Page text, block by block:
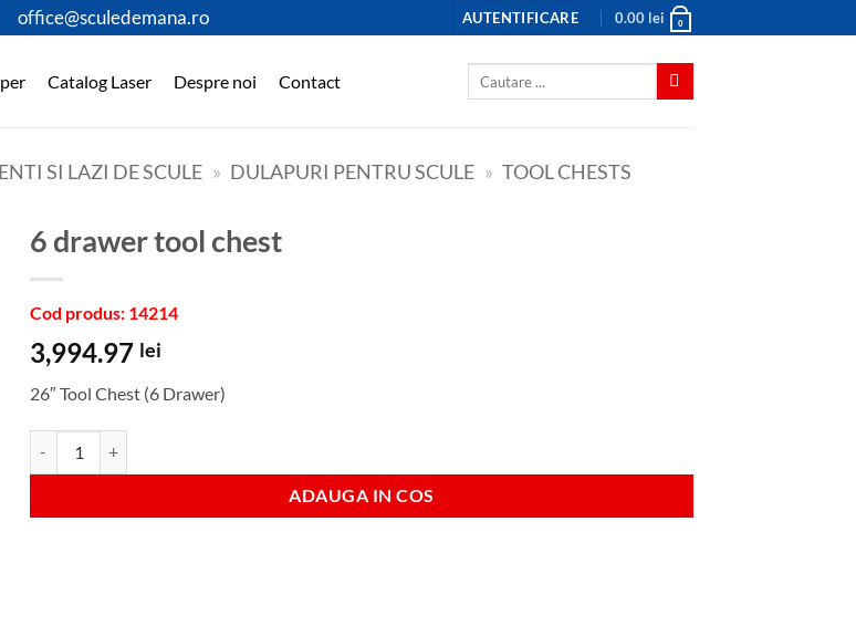
office@sculedemana.ro AUTENTIFICARE 0.00 lei 0
Catalog Laser Despre noi Contact
SI LAZI DE SCULE » DULAPURI PENTRU SCULE » TOOL CHESTS
6 drawer tool chest
Cod produs: 14214
3,994.97 lei
26″ Tool Chest (6 Drawer)
ADAUGA IN COS